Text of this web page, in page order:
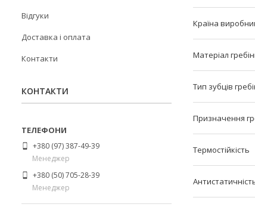
Країна
Матеріал
Тип зубців
Призначення
Термостійкість
Відгуки
Доставка і оплата
Контакти
КОНТАКТИ
+380 (97) 387-49-39
Менеджер
+380 (50) 705-28-39
Менеджер